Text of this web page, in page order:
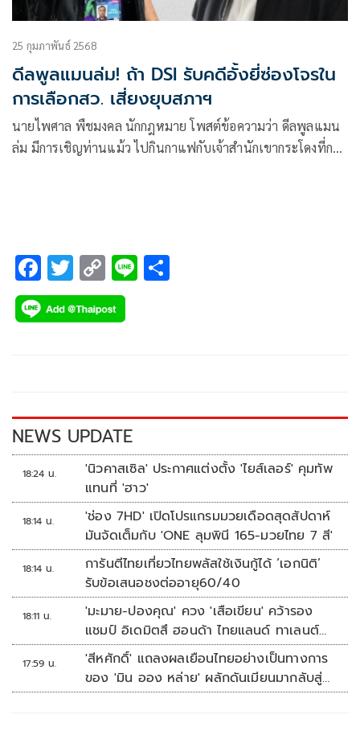
25 กุมภาพันธ์ 2568
ดีลพูลแมนล่ม! ถ้า DSI รับคดีอั้งยี่ซ่องโจรใน
การเลือกสว. เสี่ยงยุบสภาฯ
นายไพศาล พืชมงคล นักกฎหมาย โพสต์ข้อความว่า ดีลพูลแมน
ล่ม มีการเชิญท่านแม้ว ไปกินกาแฟกับเจ้าสำนักเขากระโดงที่กอง
F
ac
e
k
T
wi
tt
C
o
p
k
Li
NEWS UPDATE
18:24 น.
'นิวคาสเซิล' ประกาศแต่งตั้ง 'ไยส์เลอร์' คุมทัพ
แทนที่ 'ฮาว'
18:14 น.
'ช่อง 7HD' เปิดโปรแกรมมวยเดือดสุดสัปดาห์
มันจัดเต็มกับ 'ONE ลุมพินี 165-มวยไทย 7 สี'
18:14 น.
การันตีไทยเที่ยวไทยพลัสใช้เงินกู้ได้ ‘เอกนิติ’
รับข้อเสนอชงต่ออายุ60/40
18:11 น.
'มะมาย-ปองคุณ' ควง 'เสือเขียน' คว้ารอง
แชมป์ อิเดมิตสึ ฮอนด้า ไทยแลนด์ ทาเลนต์
คัพ สนาม 3
17:59 น.
'สีหศักดิ์' แถลงผลเยือนไทยอย่างเป็นทางการ
ของ 'มิน ออง หล่าย' ผลักดันเมียนมากลับสู่
อาเซียน